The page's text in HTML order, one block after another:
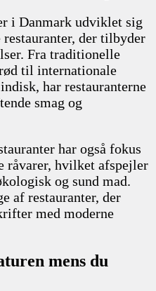
i Danmark udviklet sig
der tilbyder
Fra traditionelle
til internationale
har restauranterne
smag og
har også fokus
råvarer, hvilket afspejler
og sund mad.
af restauranter, der
med moderne
mens du